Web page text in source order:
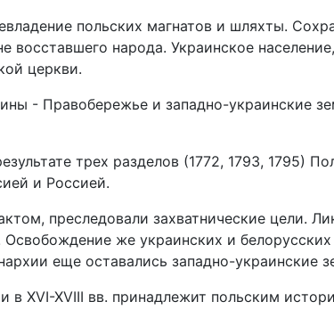
польских магнатов и шляхты.
восставшего народа. Украинское
церкви.
- Правобережье и западно-украинские
трех разделов (1772, 1793, 1795)
и Россией.
преследовали захватнические цели.
же украинских и белорусских
еще оставались западно-украинские
XVI-XVIII вв. принадлежит польским